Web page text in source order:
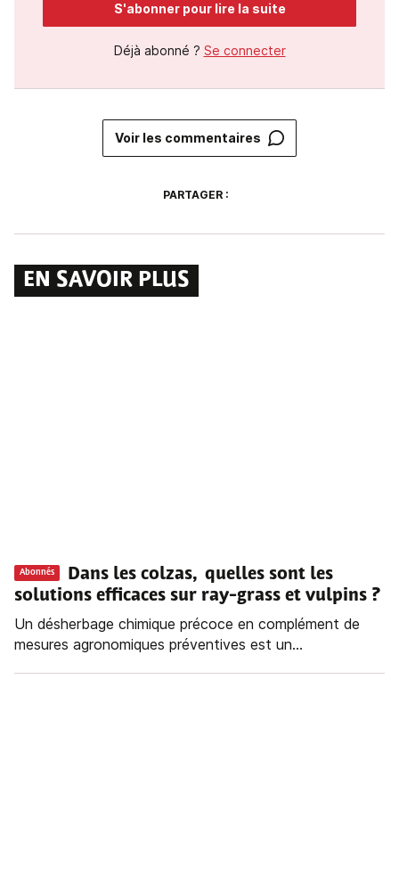
S'abonner pour lire la suite
Déjà abonné ? Se connecter
Voir les commentaires
PARTAGER :
EN SAVOIR PLUS
Abonnés
Dans les colzas, quelles sont les
solutions efficaces sur ray-grass et vulpins ?
Un désherbage chimique précoce en complément de
mesures agronomiques préventives est un...